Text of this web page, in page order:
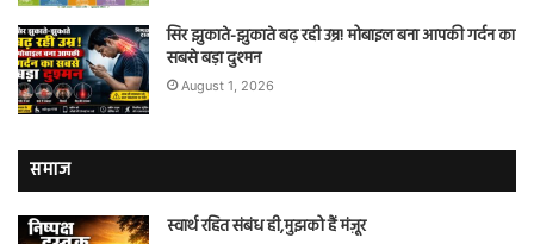
सिर झुकाते-झुकाते बढ़ रही उम्र! मोबाइल बना आपकी गर्दन का
सबसे बड़ा दुश्मन
August 1, 2026
समाज
स्वार्थ रहित संबंध ही,मुझको हैं मंज़ूर